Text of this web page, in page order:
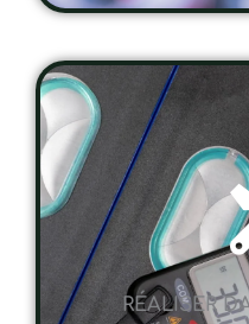
RÉALISER